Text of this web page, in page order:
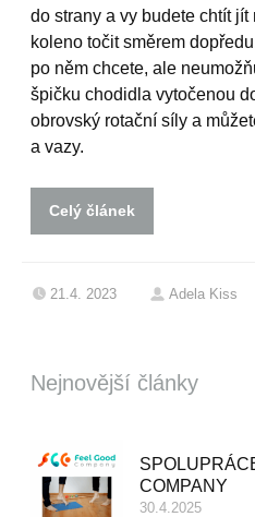
do strany a vy budete chtít
koleno točit směrem
po něm chcete, ale
špičku chodidla vytočenou
obrovský rotační síly a
a vazy.
Celý článek
21.4. 2023 Adela Kiss
Nejnovější články
COMPANY
30.4.2025